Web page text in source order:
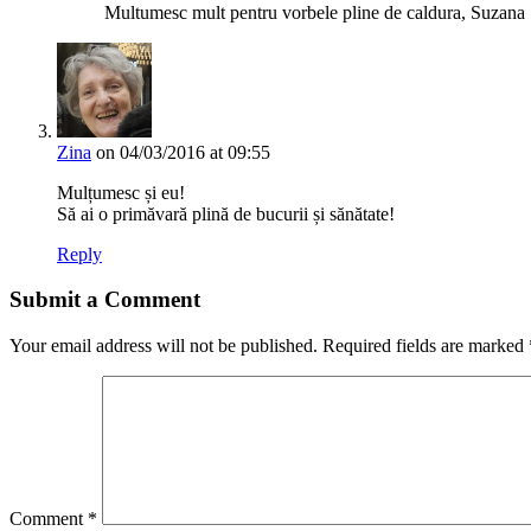
Multumesc mult pentru vorbele pline de caldura,
Zina on 04/03/2016 at 09:55
Mulțumesc și eu!
Să ai o primăvară plină de bucurii și sănătate!
Reply
Submit a Comment
Your email address will not be published. Required fields are marked
Comment *